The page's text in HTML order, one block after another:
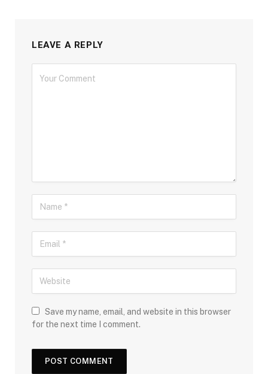
LEAVE A REPLY
Save my name, email, and website in this browser
for the next time I comment.